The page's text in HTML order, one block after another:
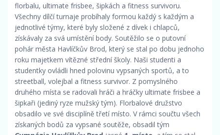
florbalu, ultimate frisbee, šipkách a fitness survivoru.
Všechny dílčí turnaje probíhaly formou každý s každým a
jednotlivé týmy, které byly složené z dívek i chlapců,
získávaly za svá umístění body. Soutěžilo se o putovní
pohár města Havlíčkův Brod, který se stal po dobu jednoho
roku majetkem vítězné střední školy. Naši studenti a
studentky ovládli hned polovinu vypsaných sportů, a to
streetball, volejbal a fitness survivor. Z pomyslného
druhého místa se radovali hráči a hráčky ultimate frisbee a
šipkaři (jediný ryze mužský tým). Florbalové družstvo
obsadilo ve své disciplíně třetí místo. V rámci součtu všech
získaných bodů za vypsané soutěže, obsadil tým